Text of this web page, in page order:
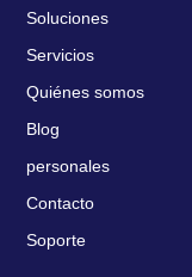
Soluciones
Servicios
Quiénes somos
Blog
personales
Contacto
Soporte